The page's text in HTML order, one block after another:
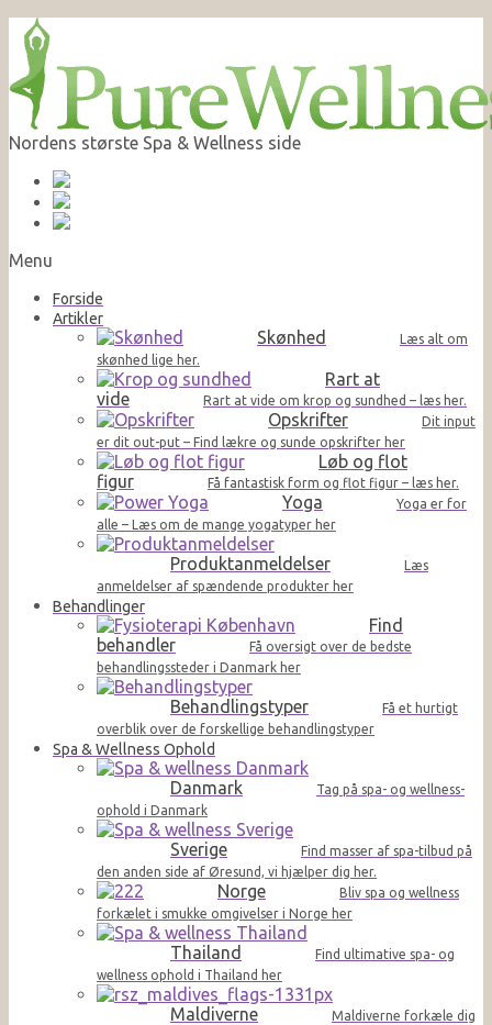
Nordens største Spa & Wellness side
Menu
Forside
Artikler
Skønhed
Læs alt om
skønhed lige her.
Rart at
vide
Rart at vide om krop og sundhed – læs her.
Opskrifter
Dit input
er dit out-put – Find lækre og sunde opskrifter her
Løb og flot
figur
Få fantastisk form og flot figur – læs her.
Yoga
Yoga er for
alle – Læs om de mange yogatyper her
Produktanmeldelser
Læs
anmeldelser af spændende produkter her
Behandlinger
Find
behandler
Få oversigt over de bedste
behandlingssteder i Danmark her
Behandlingstyper
Få et hurtigt
overblik over de forskellige behandlingstyper
Spa & Wellness Ophold
Danmark
Tag på spa- og wellness-
ophold i Danmark
Sverige
Find masser af spa-tilbud på
den anden side af Øresund, vi hjælper dig her.
Norge
Bliv spa og wellness
forkælet i smukke omgivelser i Norge her
Thailand
Find ultimative spa- og
wellness ophold i Thailand her
Maldiverne
Maldiverne forkæle dig